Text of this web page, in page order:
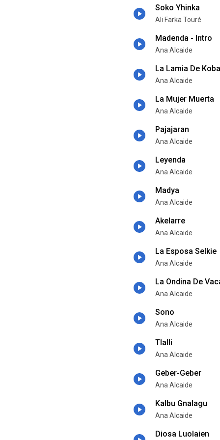
Soko Yhinka
Ali Farka Touré
Madenda - Intro
Ana Alcaide
La Lamia De
Ana Alcaide
La Mujer Muerta
Ana Alcaide
Pajajaran
Ana Alcaide
Leyenda
Ana Alcaide
Madya
Ana Alcaide
Akelarre
Ana Alcaide
La Esposa Selkie
Ana Alcaide
La Ondina De
Ana Alcaide
Sono
Ana Alcaide
Tlalli
Ana Alcaide
Geber-Geber
Ana Alcaide
Kalbu Gnalagu
Ana Alcaide
Diosa Luolaien